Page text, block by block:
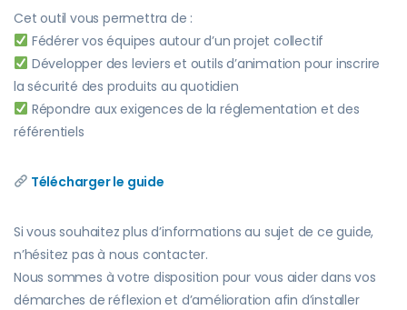
Cet outil vous permettra de :
Fédérer vos équipes autour d’un projet collectif
Développer des leviers et outils d’animation pour inscrire
la sécurité des produits au quotidien
Répondre aux exigences de la réglementation et des
référentiels
Télécharger le guide
Si vous souhaitez plus d’informations au sujet de ce guide,
n’hésitez pas à nous contacter.
Nous sommes à votre disposition pour vous aider dans vos
démarches de réflexion et d’amélioration afin d’installer